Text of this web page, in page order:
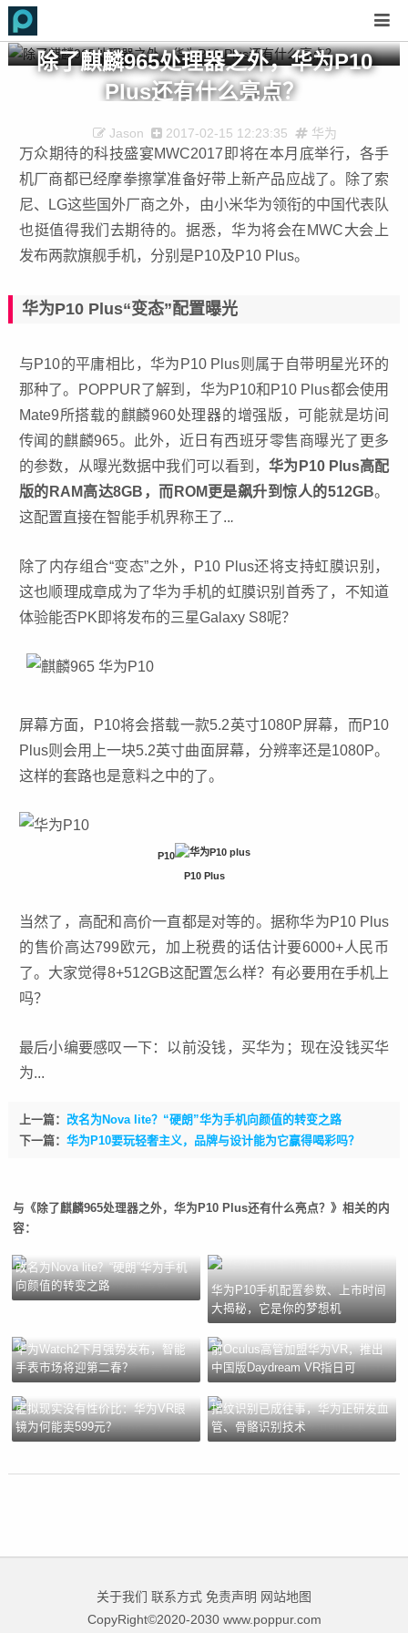
除了麒麟965处理器之外，华为P10
Plus还有什么亮点？
Jason 2017-02-15 12:23:35 华为
万众期待的科技盛宴MWC2017即将在本月底举行，各手
机厂商都已经摩拳擦掌准备好带上新产品应战了。除了索
尼、LG这些国外厂商之外，由小米华为领衔的中国代表队
也挺值得我们去期待的。据悉，华为将会在MWC大会上
发布两款旗舰手机，分别是P10及P10 Plus。
华为P10 Plus“变态”配置曝光
与P10的平庸相比，华为P10 Plus则属于自带明星光环的
那种了。POPPUR了解到，华为P10和P10 Plus都会使用
Mate9所搭载的麒麟960处理器的增强版，可能就是坊间
传闻的麒麟965。此外，近日有西班牙零售商曝光了更多
的参数，从曝光数据中我们可以看到，华为P10 Plus高配
版的RAM高达8GB，而ROM更是飙升到惊人的512GB。
这配置直接在智能手机界称王了...
除了内存组合“变态”之外，P10 Plus还将支持虹膜识别，
这也顺理成章成为了华为手机的虹膜识别首秀了，不知道
体验能否PK即将发布的三星Galaxy S8呢？
屏幕方面，P10将会搭载一款5.2英寸1080P屏幕，而P10
Plus则会用上一块5.2英寸曲面屏幕，分辨率还是1080P。
这样的套路也是意料之中的了。
P10
P10 Plus
当然了，高配和高价一直都是对等的。据称华为P10 Plus
的售价高达799欧元，加上税费的话估计要6000+人民币
了。大家觉得8+512GB这配置怎么样？有必要用在手机上
吗？
最后小编要感叹一下：以前没钱，买华为 ；现在没钱买华
为...
上一篇： 改名为Nova lite？“硬朗”华为手机向颜值的转变之路
下一篇： 华为P10要玩轻奢主义，品牌与设计能为它赢得喝彩吗？
与《除了麒麟965处理器之外，华为P10 Plus还有什么亮点？》相关的内
容：
改名为Nova lite？“硬朗”华为手机
向颜值的转变之路
华为P10手机配置参数、上市时间
大揭秘，它是你的梦想机
华为Watch2下月强势发布，智能
手表市场将迎第二春？
前Oculus高管加盟华为VR，推出
中国版Daydream VR指日可
虚拟现实没有性价比：华为VR眼
镜为何能卖599元？
指纹识别已成往事，华为正研发血
管、骨骼识别技术
关于我们 联系方式 免责声明 网站地图
CopyRight©2020-2030 www.poppur.com